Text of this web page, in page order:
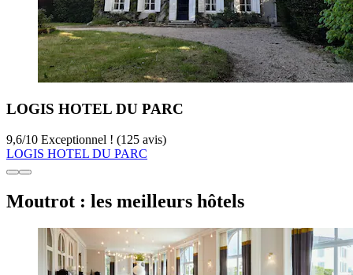
LOGIS HOTEL DU PARC
9,6/10 Exceptionnel ! (125 avis)
LOGIS HOTEL DU PARC
Moutrot : les meilleurs hôtels